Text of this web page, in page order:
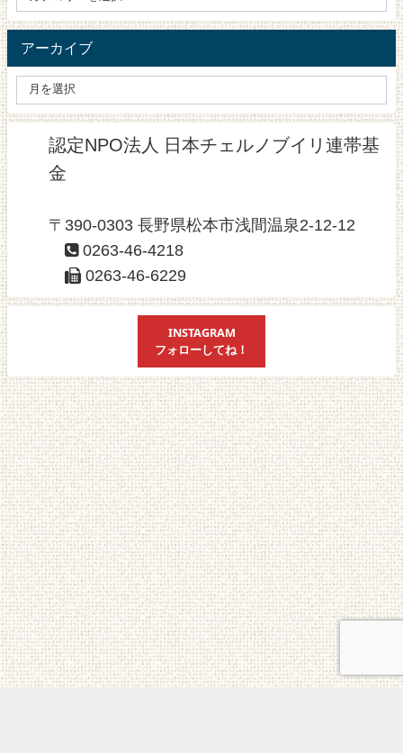
アーカイブ
認定NPO法人 日本チェルノブイリ連帯基
金
〒390-0303 長野県松本市浅間温泉2-12-12
0263-46-4218
0263-46-6229
INSTAGRAM
フォローしてね！